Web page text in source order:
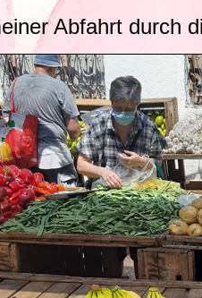
Abfahrt durch